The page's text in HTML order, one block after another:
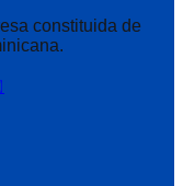
constituida de